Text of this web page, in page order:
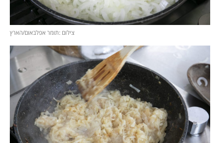
צילום :תומר אפלבאום/הארץ